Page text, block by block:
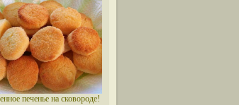
печенье на сковороде!